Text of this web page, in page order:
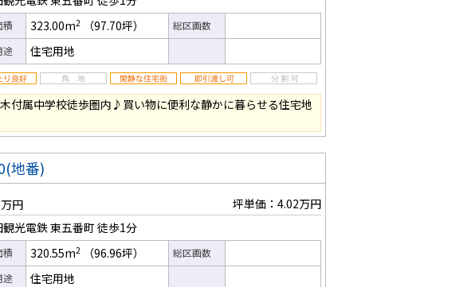
積 323.00m2 （97.70坪）
総区画数
途
住宅用地
付属中学校徒歩圏内♪買い物に便利な静かに暮らせる住宅地
地番)
万円
坪単価：4.02万円
観光電鉄 東五番町 徒歩1分
積 320.55m2 （96.96坪）
総区画数
途
住宅用地